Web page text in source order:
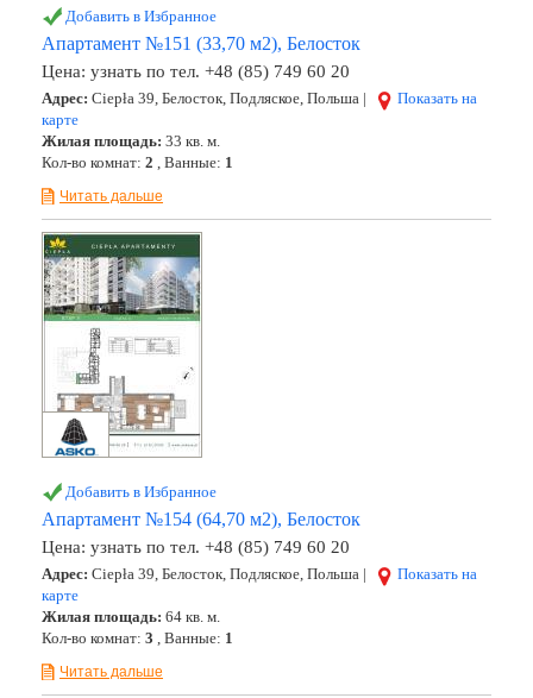
Добавить в Избранное
Апартамент №151 (33,70 м2), Белосток
Цена: узнать по тел. +48 (85) 749 60 20
Адрес: Ciepła 39, Белосток, Подляское, Польша |
Показать на
карте
Жилая площадь: 33 кв. м.
Кол-во комнат: 2 , Ванные: 1
Читать дальше
Добавить в Избранное
Апартамент №154 (64,70 м2), Белосток
Цена: узнать по тел. +48 (85) 749 60 20
Адрес: Ciepła 39, Белосток, Подляское, Польша |
Показать на
карте
Жилая площадь: 64 кв. м.
Кол-во комнат: 3 , Ванные: 1
Читать дальше